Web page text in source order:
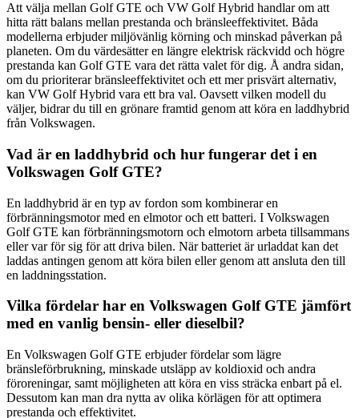
Att välja mellan Golf GTE och VW Golf Hybrid handlar om att
hitta rätt balans mellan prestanda och bränsleeffektivitet. Båda
modellerna erbjuder miljövänlig körning och minskad påverkan på
planeten. Om du värdesätter en längre elektrisk räckvidd och högre
prestanda kan Golf GTE vara det rätta valet för dig. Å andra sidan,
om du prioriterar bränsleeffektivitet och ett mer prisvärt alternativ,
kan VW Golf Hybrid vara ett bra val. Oavsett vilken modell du
väljer, bidrar du till en grönare framtid genom att köra en laddhybrid
från Volkswagen.
Vad är en laddhybrid och hur fungerar det i en
Volkswagen Golf GTE?
En laddhybrid är en typ av fordon som kombinerar en
förbränningsmotor med en elmotor och ett batteri. I Volkswagen
Golf GTE kan förbränningsmotorn och elmotorn arbeta tillsammans
eller var för sig för att driva bilen. När batteriet är urladdat kan det
laddas antingen genom att köra bilen eller genom att ansluta den till
en laddningsstation.
Vilka fördelar har en Volkswagen Golf GTE jämfört
med en vanlig bensin- eller dieselbil?
En Volkswagen Golf GTE erbjuder fördelar som lägre
bränsleförbrukning, minskade utsläpp av koldioxid och andra
föroreningar, samt möjligheten att köra en viss sträcka enbart på el.
Dessutom kan man dra nytta av olika körlägen för att optimera
prestanda och effektivitet.